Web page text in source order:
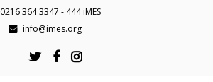
0216 364 3347 - 444 iMES
info@imes.org